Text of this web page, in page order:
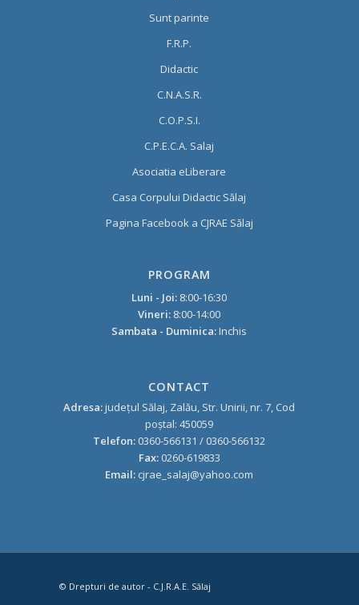
Sunt parinte
F.R.P.
Didactic
C.N.A.S.R.
C.O.P.S.I.
C.P.E.C.A. Salaj
Asociatia eLiberare
Casa Corpului Didactic Sălaj
Pagina Facebook a CJRAE Sălaj
PROGRAM
Luni - Joi: 8:00-16:30
Vineri: 8:00-14:00
Sambata - Duminica:Inchis
CONTACT
Adresa:judeţul Sălaj, Zalău, Str. Unirii, nr. 7, Cod
poştal: 450059
Telefon: 0360-566131 / 0360-566132
Fax: 0260-619833
Email: cjrae_salaj@yahoo.com
© Drepturi de autor - C.J.R.A.E. Sălaj